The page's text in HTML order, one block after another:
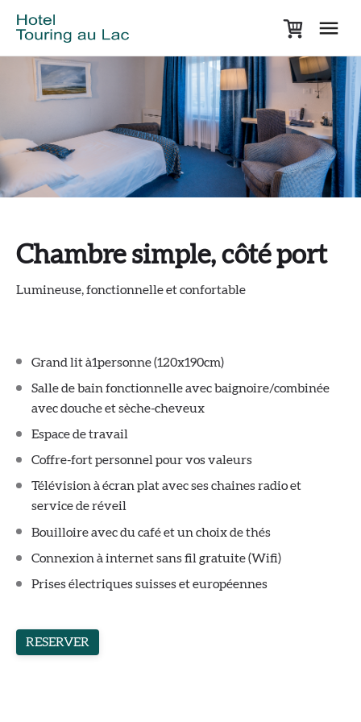
Chambre simple, côté port
Lumineuse, fonctionnelle et confortable
Grand lit à1personne (120x190cm)
Salle de bain fonctionnelle avec baignoire/combinée
avec douche et sèche-cheveux
Espace de travail
Coffre-fort personnel pour vos valeurs
Télévision à écran plat avec ses chaines radio et
service de réveil
Bouilloire avec du café et un choix de thés
Connexion à internet sans fil gratuite (Wifi)
Prises électriques suisses et européennes
RESERVER